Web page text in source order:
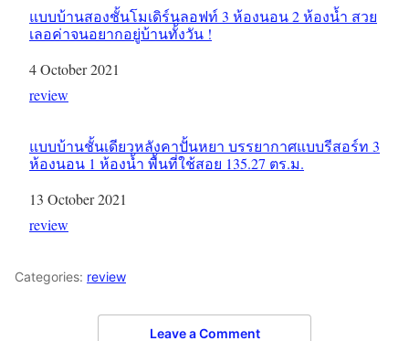
แบบบ้านสองชั้นโมเดิร์นลอฟท์ 3 ห้องนอน 2 ห้องน้ำ สวย
เลอค่าจนอยากอยู่บ้านทั้งวัน !
Date
4 October 2021
In relation to
review
แบบบ้านชั้นเดียวหลังคาปั้นหยา บรรยากาศแบบรีสอร์ท 3
ห้องนอน 1 ห้องน้ำ พื้นที่ใช้สอย 135.27 ตร.ม.
Date
13 October 2021
In relation to
review
Categories: review
Leave a Comment